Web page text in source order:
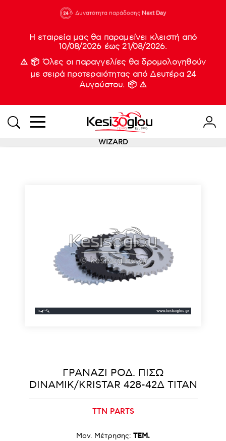
210 88 21
933
Δυνατότητα παράδοσης Next Day
Νέες
Η εταιρεία μας θα παραμείνει κλειστή από
10/08/2026 έως 21/08/2026.
⚠️ 📦 Όλες οι παραγγελίες θα δρομολογηθούν
με σειρά προτεραιότητας από Δευτέρα 24
Αυγούστου. 📦 ⚠️
WIZARD
ΓΡΑΝΑΖΙ ΡΟΔ. ΠΙΣΩ
DINAMIK/KRISTAR 428-42Δ TITAN
TTN PARTS
Μον. Μέτρησης: ΤΕΜ.